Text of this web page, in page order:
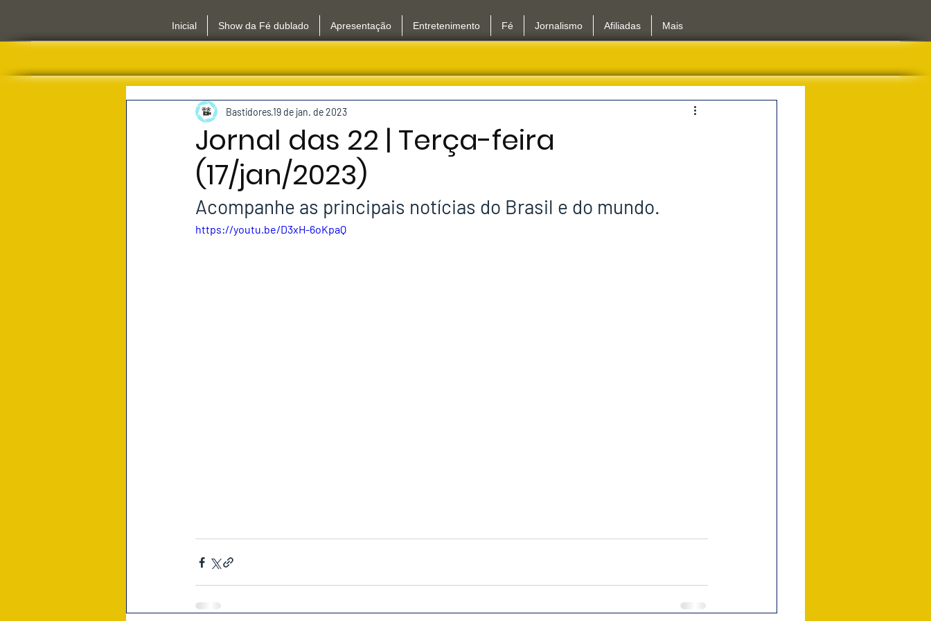
Inicial Show da Fé dublado Apresentação Entretenimento Fé Jornalismo Afiliadas Mais
Jornal das 22 | Terça-feira
(17/jan/2023)
Bastidores19 de jan. de 2023
Acompanhe as principais notícias do Brasil e do mundo.
https://youtu.be/D3xH-6oKpaQ